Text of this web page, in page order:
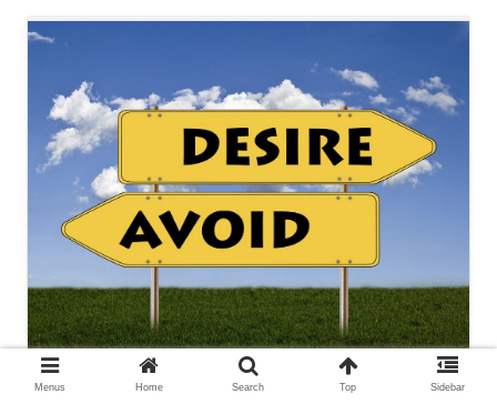
Menus Home Search Top Sidebar